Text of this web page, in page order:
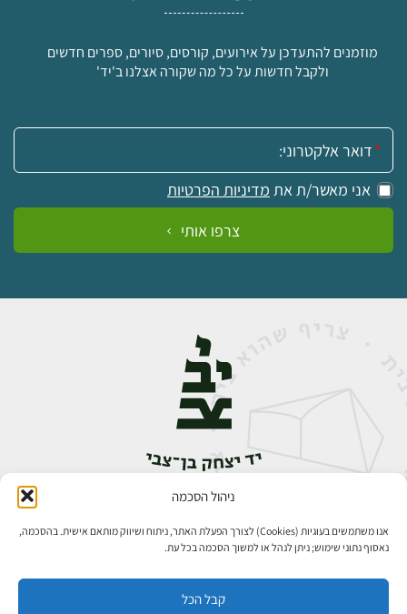
ניהול הסכמה
אנו משתמשים בעוגיות (Cookies) לצורך הפעלת האתר, ניתוח ושיווק מותאם אישית. בהסכמה,
נאסוף נתוני שימוש; ניתן לנהל או למשוך הסכמה בכל עת.
קבל הכל
מוזמנים להתעדכן על אירועים, קורסים, סיורים, ספרים חדשים
ולקבל חדשות על כל מה שקורה אצלנו ב'יד'
אימייל:
אני מאשר/ת את מדיניות הפרטיות
צרפו אותי
אבן גבירול 14, רחביה, ירושלים